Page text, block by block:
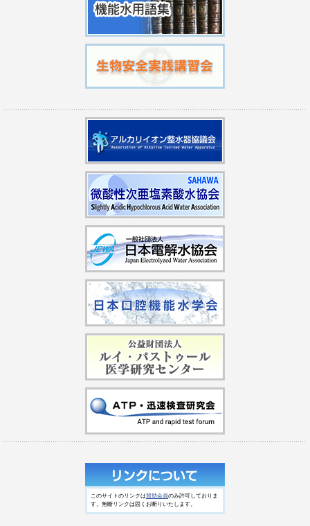
このサイトのリンクは賛助会員のみ許可しておりま
す。無断リンクは固くお断りいたします。